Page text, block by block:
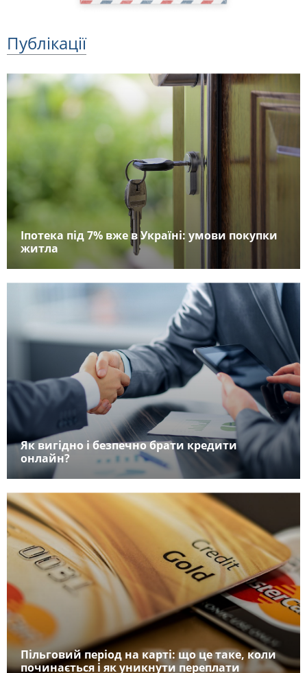
Публікації
Іпотека під 7% вже в Україні: умови покупки
житла
Як вигідно і безпечно брати кредити
онлайн?
Пільговий період на карті: що це таке, коли
починається і як уникнути переплати